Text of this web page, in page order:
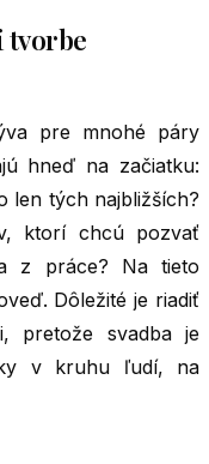
tvorbe
pre mnohé páry
hneď na začiatku:
len tých najbližších?
ktorí chcú pozvať
z práce? Na tieto
Dôležité je riadiť
pretože svadba je
v kruhu ľudí, na